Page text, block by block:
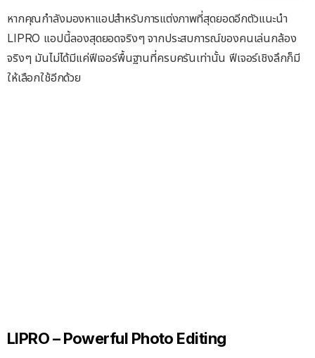
หากคุณกำลังมองหาแอปสำหรับการแต่งภาพที่สุดยอดอีกตัวแนะนำ
LIPRO แอปนี้ลองสุดยอดจริงๆ จากประสบการณ์ของคนเล่นกล้อง
จริงๆ มันไม่ได้มีแค่ฟีเจอร์พื้นฐานที่ครบครันเท่านั้น ฟีเจอร์เชิงลึกก็มี
ให้เลือกใช้อีกด้วย
LIPRO – Powerful Photo Editing